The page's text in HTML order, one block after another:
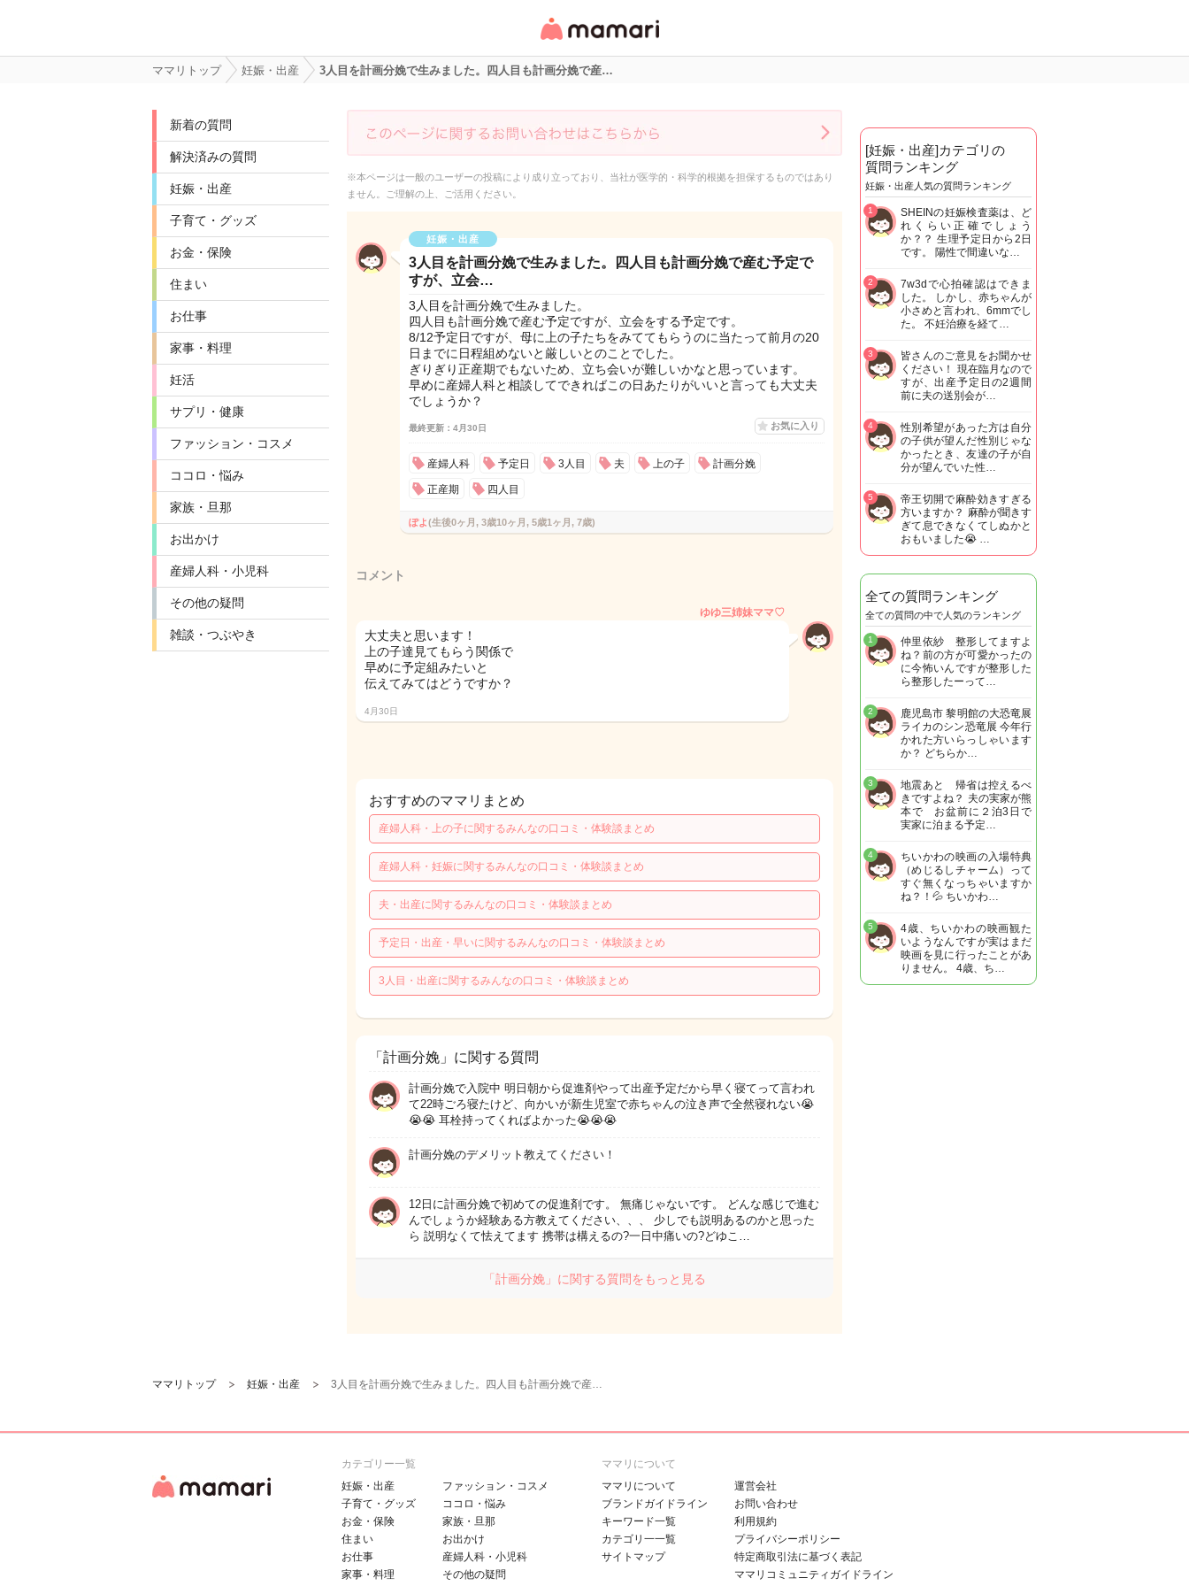
リ・情報サイト
ママリトップ 妊娠・出産 3人目を計画分娩で生みました。四人目も計画分娩で産…
新着の質問
解決済みの質問
妊娠・出産
子育て・グッズ
お金・保険
住まい
お仕事
家事・料理
妊活
サプリ・健康
ファッション・コスメ
ココロ・悩み
家族・旦那
お出かけ
産婦人科・小児科
その他の疑問
雑談・つぶやき
※本ページは一般のユーザーの投稿により成り立っており、当社が医学的・科学的根拠を担保するものではあり
ません。ご理解の上、ご活用ください。
妊娠・出産
3人目を計画分娩で生みました。四人目も計画分娩で産む予定で
すが、立会…
3人目を計画分娩で生みました。
四人目も計画分娩で産む予定ですが、立会をする予定です。
8/12予定日ですが、母に上の子たちをみててもらうのに当たって前月の20
日までに日程組めないと厳しいとのことでした。
ぎりぎり正産期でもないため、立ち会いが難しいかなと思っています。
早めに産婦人科と相談してできればこの日あたりがいいと言っても大丈夫
でしょうか？
最終更新：4月30日 お気に入り
産婦人科 予定日 3人目 夫 上の子 計画分娩
正産期 四人目
ぽよ(生後0ヶ月, 3歳10ヶ月, 5歳1ヶ月, 7歳)
コメント
ゆゆ三姉妹ママ♡
大丈夫と思います！
上の子達見てもらう関係で
早めに予定組みたいと
伝えてみてはどうですか？
4月30日
おすすめのママリまとめ
産婦人科・上の子に関するみんなの口コミ・体験談まとめ
産婦人科・妊娠に関するみんなの口コミ・体験談まとめ
夫・出産に関するみんなの口コミ・体験談まとめ
予定日・出産・早いに関するみんなの口コミ・体験談まとめ
3人目・出産に関するみんなの口コミ・体験談まとめ
「計画分娩」に関する質問
計画分娩で入院中 明日朝から促進剤やって出産予定だから早く寝てって言われ
て22時ごろ寝たけど、向かいが新生児室で赤ちゃんの泣き声で全然寝れない😭
😭😭 耳栓持ってくればよかった😭😭😭
計画分娩のデメリット教えてください！
12日に計画分娩で初めての促進剤です。 無痛じゃないです。 どんな感じで進む
んでしょうか経験ある方教えてください、、、 少しでも説明あるのかと思った
ら 説明なくて怯えてます 携帯は構えるの?一日中痛いの?どゆこ…
「計画分娩」に関する質問をもっと見る
[妊娠・出産]カテゴリの
質問ランキング
妊娠・出産人気の質問ランキング
SHEINの妊娠検査薬は、ど
れくらい正確でしょう
か？？ 生理予定日から2日
です。 陽性で間違いな…
1
7w3dで心拍確認はできま
した。 しかし、赤ちゃんが
小さめと言われ、6mmでし
た。 不妊治療を経て…
2
皆さんのご意見をお聞かせ
ください！ 現在臨月なので
すが、出産予定日の2週間
前に夫の送別会が…
3
性別希望があった方は自分
の子供が望んだ性別じゃな
かったとき、友達の子が自
分が望んでいた性…
4
帝王切開で麻酔効きすぎる
方いますか？ 麻酔が聞きす
ぎて息できなくてしぬかと
おもいました😭 …
5
全ての質問ランキング
全ての質問の中で人気のランキング
仲里依紗 整形してますよ
ね？前の方が可愛かったの
に今怖いんですが整形した
ら整形したーって…
1
鹿児島市 黎明館の大恐竜展
ライカのシン恐竜展 今年行
かれた方いらっしゃいます
か？ どちらか…
2
地震あと 帰省は控えるべ
きですよね？ 夫の実家が熊
本で お盆前に２泊3日で
実家に泊まる予定…
3
ちいかわの映画の入場特典
（めじるしチャーム）って
すぐ無くなっちゃいますか
ね？！💦 ちいかわ…
4
4歳、ちいかわの映画観た
いようなんですが実はまだ
映画を見に行ったことがあ
りません。 4歳、ち…
5
ママリトップ 妊娠・出産 3人目を計画分娩で生みました。四人目も計画分娩で産…
カテゴリー一覧
妊娠・出産
子育て・グッズ
お金・保険
住まい
お仕事
家事・料理
ファッション・コスメ
ココロ・悩み
家族・旦那
お出かけ
産婦人科・小児科
その他の疑問
ママリについて
ママリについて
ブランドガイドライン
キーワード一覧
カテゴリ一一覧
サイトマップ
運営会社
お問い合わせ
利用規約
プライバシーポリシー
特定商取引法に基づく表記
ママリコミュニティガイドライン